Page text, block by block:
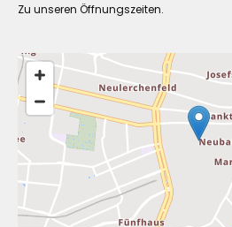
Zu unseren Öffnungszeiten.